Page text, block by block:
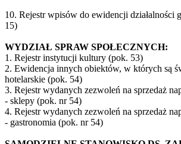
10. Rejestr wpisów do ewidencji działalności
15)
WYDZIAŁ SPRAW SPOŁECZNYCH:
1. Rejestr instytucji kultury (pok. 53)
2. Ewidencja innych obiektów, w których są
hotelarskie (pok. 54)
3. Rejestr wydanych zezwoleń na sprzedaż
- sklepy (pok. nr 54)
4. Rejestr wydanych zezwoleń na sprzedaż
- gastronomia (pok. nr 54)